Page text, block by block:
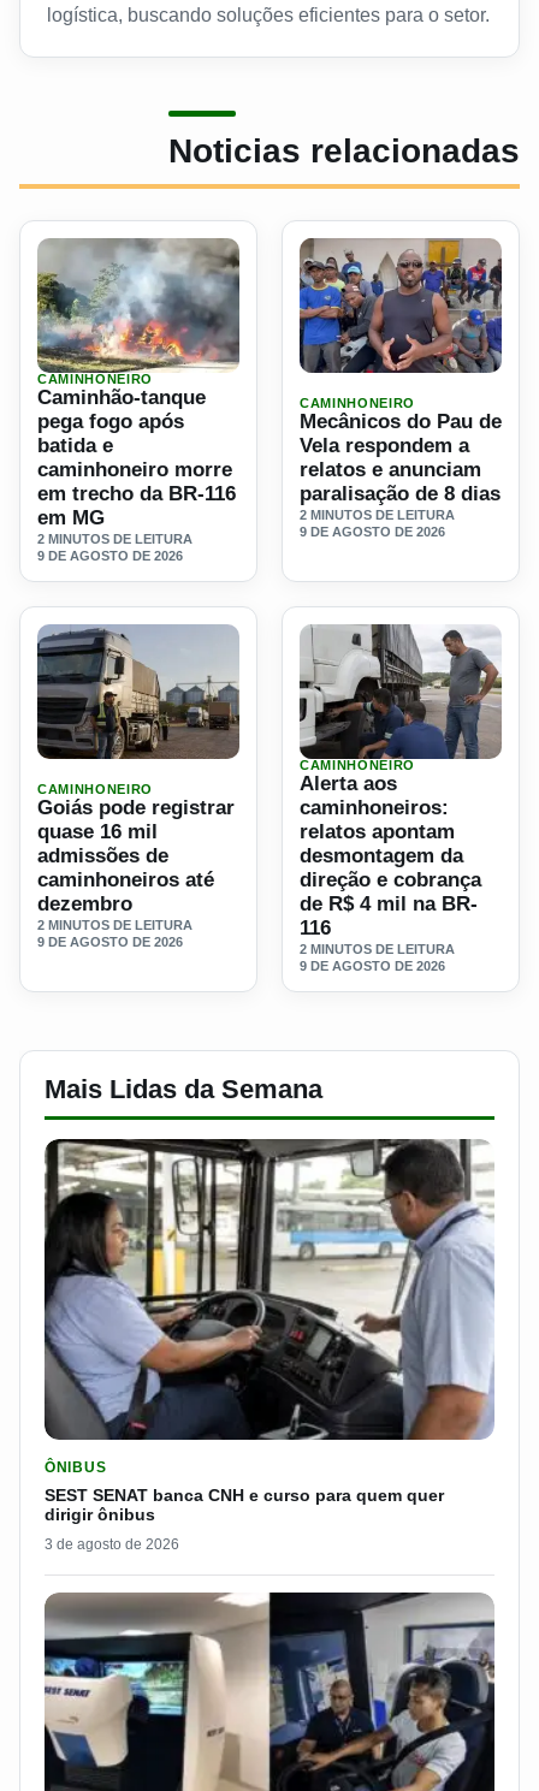
logística, buscando soluções eficientes para o setor.
Noticias relacionadas
Ler materia: Caminhão-tanque pega fogo após batida e
CAMINHONEIRO
Caminhão-tanque
pega fogo após
batida e
caminhoneiro morre
em trecho da BR-116
em MG
2 MINUTOS DE LEITURA
9 DE AGOSTO DE 2026
CAMINHONEIRO
Mecânicos do Pau de
Vela respondem a
relatos e anunciam
paralisação de 8 dias
2 MINUTOS DE LEITURA
9 DE AGOSTO DE 2026
Ler materia: Goiás pode registrar quase 16 mil
CAMINHONEIRO
Goiás pode registrar
quase 16 mil
admissões de
caminhoneiros até
dezembro
2 MINUTOS DE LEITURA
9 DE AGOSTO DE 2026
Ler materia: Alerta aos
CAMINHONEIRO
Alerta aos
caminhoneiros:
relatos apontam
desmontagem da
direção e cobrança
de R$ 4 mil na BR-
116
2 MINUTOS DE LEITURA
9 DE AGOSTO DE 2026
Mais Lidas da Semana
ÔNIBUS
SEST SENAT banca CNH e curso para quem quer
dirigir ônibus
3 de agosto de 2026